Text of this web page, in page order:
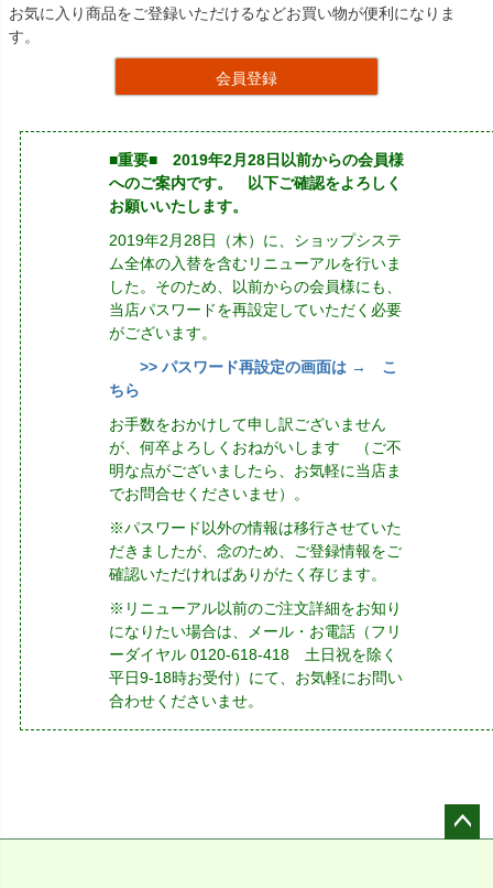
お気に入り商品をご登録いただけるなどお買い物が便利になりま
す。
会員登録
■重要■ 2019年2月28日以前からの会員様
へのご案内です。 以下ご確認をよろしく
お願いいたします。
2019年2月28日（木）に、ショップシステ
ム全体の入替を含むリニューアルを行いま
した。そのため、以前からの会員様にも、
当店パスワードを再設定していただく必要
がございます。
>> パスワード再設定の画面は → こ
ちら
お手数をおかけして申し訳ございません
が、何卒よろしくおねがいします （ご不
明な点がございましたら、お気軽に当店ま
でお問合せくださいませ）。
※パスワード以外の情報は移行させていた
だきましたが、念のため、ご登録情報をご
確認いただければありがたく存じます。
※リニューアル以前のご注文詳細をお知り
になりたい場合は、メール・お電話（フリ
ーダイヤル 0120-618-418 土日祝を除く
平日9-18時お受付）にて、お気軽にお問い
合わせくださいませ。